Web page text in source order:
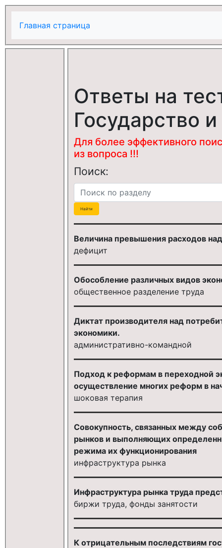
Главная страница
Ответы на
Государство
Для более эффективного
из вопроса !!!
Поиск:
Величина превышения расходов
дефицит
Обособление различных видов
общественное разделение труда
Диктат производителя над
экономики.
административно-командной
Подход к реформам в переходной
осуществление многих реформ в
шоковая терапия
Совокупность, связанных между
рынков и выполняющих
режима их функционирования
инфраструктура рынка
Инфраструктура рынка труда
биржи труда, фонды занятости
К отрицательным последствиям